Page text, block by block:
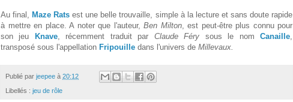
Au final,Maze Rats est une belle trouvaille, simple à la lecture et sans doute rapide
à mettre en place. A noter que l'auteur, Ben Milton, est peut-être plus connu pour
son jeu Knave, récemment traduit par Claude Féry sous le nomCanaille
transposé sous l'appellation Fripouille dans l'univers de Millevaux
Publié par jeepee à 20:12
Libellés : jeu de rôle